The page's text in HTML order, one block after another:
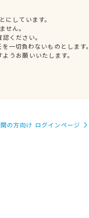
しています。
せん。
ください。
一切負わないものとします。
うお願いいたします。
の方向け ログインページ